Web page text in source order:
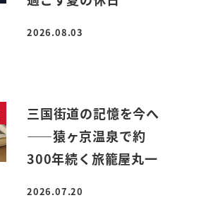
投稿日
2026.08.03
三国街道の記憶を今へ
――猿ヶ京温泉で約
300年続く旅籠屋丸一
投稿日
2026.07.20